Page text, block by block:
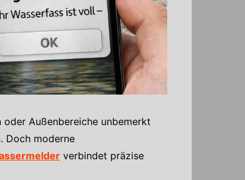
oder Außenbereiche unbemerkt
Doch moderne
verbindet präzise